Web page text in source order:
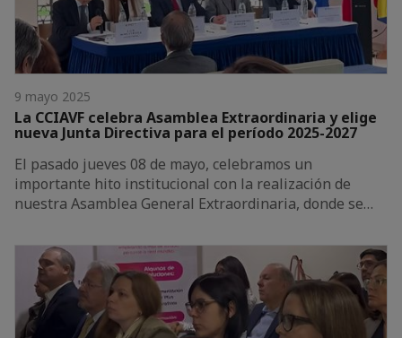
9 mayo 2025
La CCIAVF celebra Asamblea Extraordinaria y elige
nueva Junta Directiva para el período 2025-2027
El pasado jueves 08 de mayo, celebramos un
importante hito institucional con la realización de
nuestra Asamblea General Extraordinaria, donde se…